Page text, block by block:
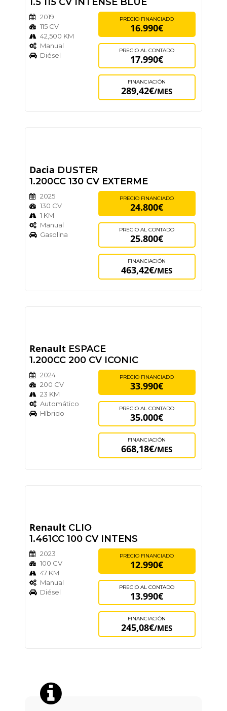
2019
115 CV
42,500 KM
Manual
Diésel
PRECIO FINANCIADO
16.990€
PRECIO AL CONTADO
17.990€
FINANCIACIÓN
289,42€/MES
Dacia DUSTER
1.200CC 130 CV EXTERME
2025
130 CV
1 KM
Manual
Gasolina
PRECIO FINANCIADO
24.800€
PRECIO AL CONTADO
25.800€
FINANCIACIÓN
463,42€/MES
Renault ESPACE
1.200CC 200 CV ICONIC
2024
200 CV
23 KM
Automático
Híbrido
PRECIO FINANCIADO
33.990€
PRECIO AL CONTADO
35.000€
FINANCIACIÓN
668,18€/MES
Renault CLIO
1.461CC 100 CV INTENS
2023
100 CV
47 KM
Manual
Diésel
PRECIO FINANCIADO
12.990€
PRECIO AL CONTADO
13.990€
FINANCIACIÓN
245,08€/MES